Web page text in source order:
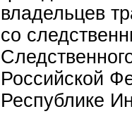
владельцев
со
Российской
Республике